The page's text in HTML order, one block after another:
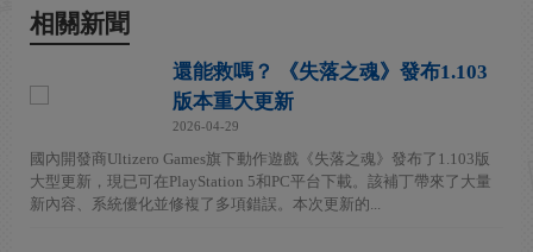
相關新聞
還能救嗎？ 《失落之魂》發布1.103
版本重大更新
2026-04-29
國內開發商Ultizero Games旗下動作遊戲《失落之魂》發布了1.103版
大型更新，現已可在PlayStation 5和PC平台下載。該補丁帶來了大量
新內容、系統優化並修複了多項錯誤。本次更新的...